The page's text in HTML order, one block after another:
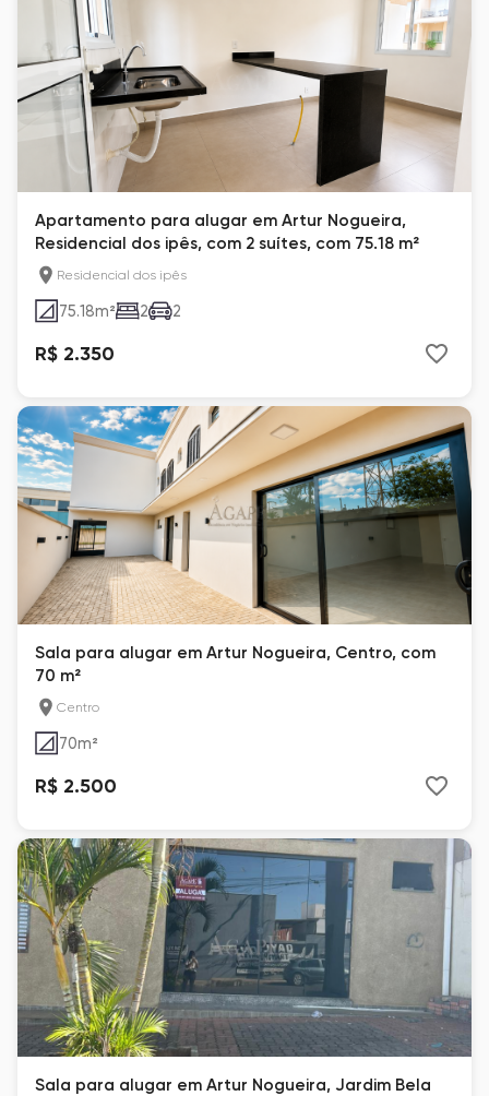
Apartamento para alugar em Artur Nogueira,
Residencial dos ipês, com 2 suítes, com 75.18 m²
Residencial dos ipês
75.18m² 2 2
R$ 2.350
Sala para alugar em Artur Nogueira, Centro, com
70 m²
Centro
70m²
R$ 2.500
Sala para alugar em Artur Nogueira, Jardim Bela